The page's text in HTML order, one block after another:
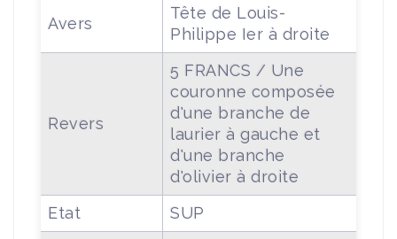
Avers
Tête de Louis-
Philippe Ier à droite
Revers
5 FRANCS / Une
couronne composée
d'une branche de
laurier à gauche et
d'une branche
d'olivier à droite
Etat
SUP